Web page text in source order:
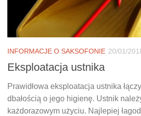
INFORMACJE O SAKSOFONIE 20/01/
Eksploatacja ustnika
Prawidłowa eksploatacja ustnika
dbałością o jego higienę. Ustnik
każdorazowym użyciu. Najlepiej